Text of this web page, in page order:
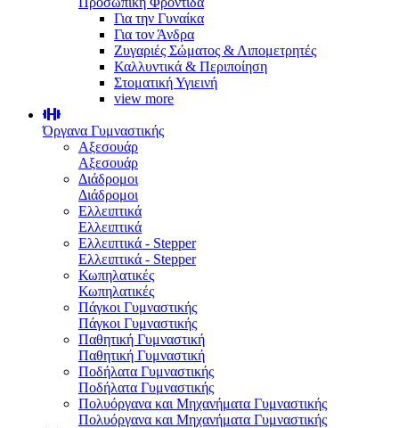
Για την Γυναίκα
Για τον Άνδρα
Ζυγαριές Σώματος & Λιπομετρητές
Καλλυντικά & Περιποίηση
Στοματική Υγιεινή
view more
Όργανα Γυμναστικής
Αξεσουάρ
Αξεσουάρ
Διάδρομοι
Διάδρομοι
Ελλειπτικά
Ελλειπτικά
Ελλειπτικά - Stepper
Ελλειπτικά - Stepper
Κωπηλατικές
Κωπηλατικές
Πάγκοι Γυμναστικής
Πάγκοι Γυμναστικής
Παθητική Γυμναστική
Παθητική Γυμναστική
Ποδήλατα Γυμναστικής
Ποδήλατα Γυμναστικής
Πολυόργανα και Μηχανήματα Γυμναστικής
Πολυόργανα και Μηχανήματα Γυμναστικής